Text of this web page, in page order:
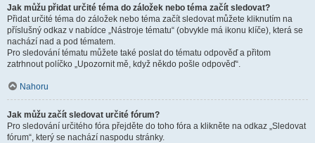
Jak můžu přidat určité téma do záložek nebo téma začít sledovat?
Přidat určité téma do záložek nebo téma začít sledovat můžete kliknutím na
příslušný odkaz v nabídce „Nástroje tématu“ (obvykle má ikonu klíče), která se
nachází nad a pod tématem.
Pro sledování tématu můžete také poslat do tématu odpověď a přitom
zatrhnout políčko „Upozornit mě, když někdo pošle odpověď“.
Nahoru
Jak můžu začít sledovat určité fórum?
Pro sledování určitého fóra přejděte do toho fóra a klikněte na odkaz „Sledovat
fórum“, který se nachází naspodu stránky.